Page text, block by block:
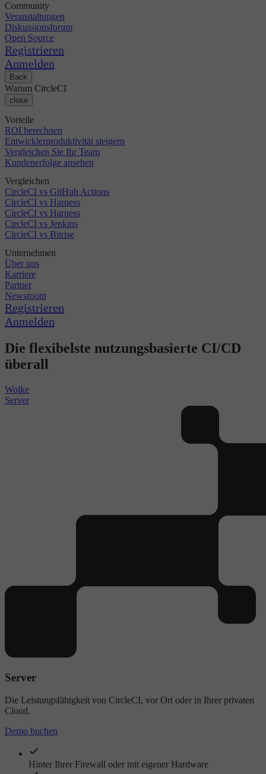
Community
Veranstaltungen
Diskussionsforum
Open Source
Registrieren
Anmelden
Back
Warum CircleCI
close
Vorteile
ROI berechnen
Entwicklerproduktivität steigern
Vergleichen Sie Ihr Team
Kundenerfolge ansehen
Vergleichen
CircleCI vs GitHub Actions
CircleCI vs Harness
CircleCI vs Harness
CircleCI vs Jenkins
CircleCI vs Bitrise
Unternehmen
Über uns
Karriere
Partner
Newsroom
Registrieren
Anmelden
Die flexibelste nutzungsbasierte CI/CD
überall
Wolke
Server
Server
Die Leistungsfähigkeit von CircleCI, vor Ort oder in Ihrer privaten
Cloud.
Demo buchen
Hinter Ihrer Firewall oder mit eigener Hardware